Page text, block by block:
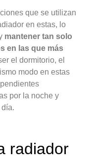
que se utilizan
en estas, lo
mantener tan solo
en las que más
el dormitorio, el
modo en estas
por la noche y
radiador